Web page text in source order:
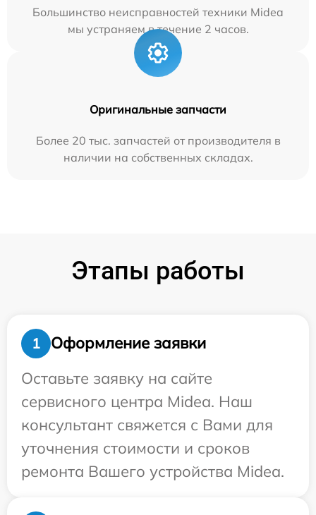
Большинство неисправностей техники Midea
мы устраняем в течение 2 часов.
Оригинальные запчасти
Более 20 тыс. запчастей от производителя в
наличии на собственных складах.
Этапы работы
1
Оформление заявки
Оставьте заявку на сайте
сервисного центра Midea. Наш
консультант свяжется с Вами для
уточнения стоимости и сроков
ремонта Вашего устройства Midea.